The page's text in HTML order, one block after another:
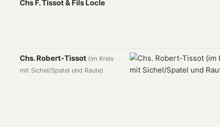
Chs F. Tissot & Fils Locle
Chs. Robert-Tissot (im Kreis
mit Sichel/Spatel und Raute)